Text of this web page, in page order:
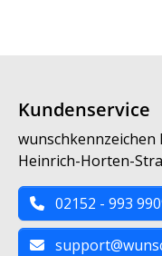
Kundenservice
wunschkennzeichen
Heinrich-Horten-
02152 - 993